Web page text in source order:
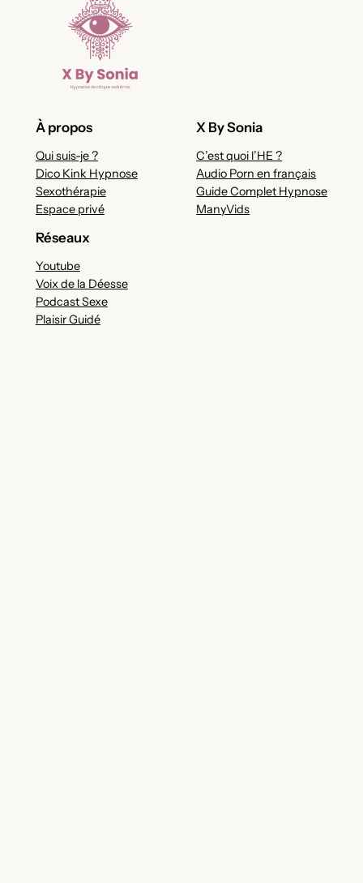
À propos
Qui suis-je ?
Dico Kink Hypnose
Sexothérapie
Espace privé
X By Sonia
C’est quoi l’HE ?
Audio Porn en français
Guide Complet Hypnose
ManyVids
Réseaux
Youtube
Voix de la Déesse
Podcast Sexe
Plaisir Guidé